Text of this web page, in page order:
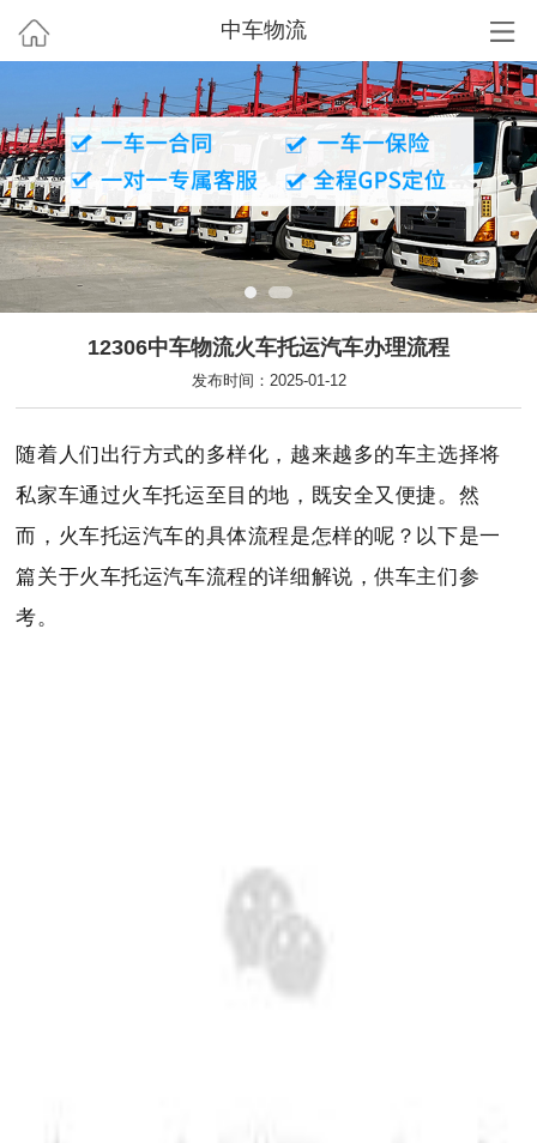
中车物流
12306中车物流火车托运汽车办理流程
发布时间：2025-01-12
随着人们出行方式的多样化，越来越多的车主选择将
私家车通过火车托运至目的地，既安全又便捷。然
而，火车托运汽车的具体流程是怎样的呢？以下是一
篇关于火车托运汽车流程的详细解说，供车主们参
考。